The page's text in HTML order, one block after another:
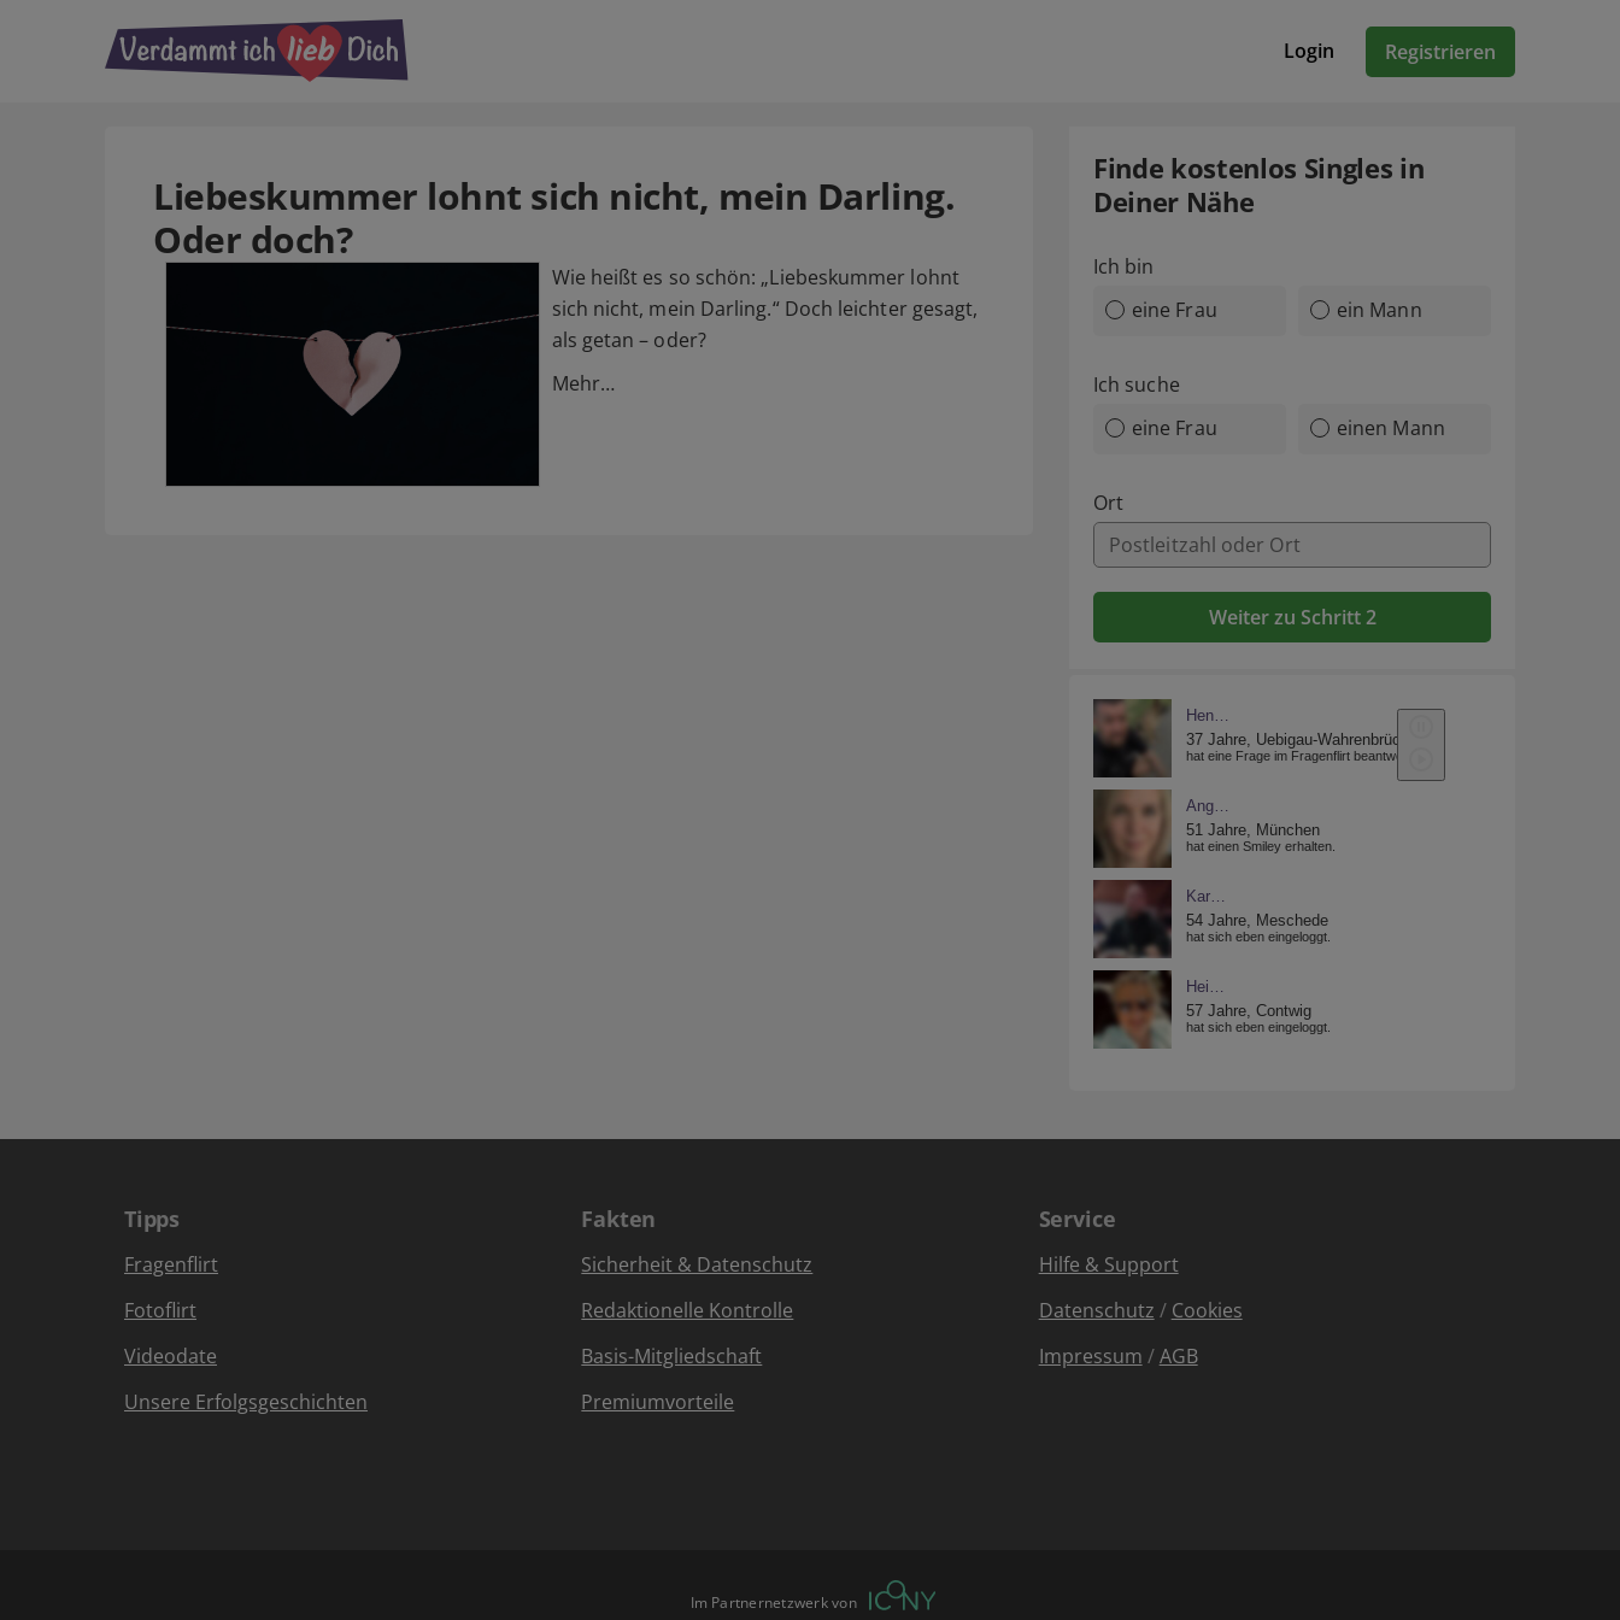
Login Registrieren
Liebeskummer lohnt sich nicht, mein Darling.
Oder doch?
Wie heißt es so schön: „Liebeskummer lohnt
sich nicht, mein Darling.“ Doch leichter gesagt,
als getan – oder?
Mehr…
Tipps
Fragenflirt
Fotoflirt
Videodate
Unsere Erfolgsgeschichten
Fakten
Sicherheit & Datenschutz
Redaktionelle Kontrolle
Basis-Mitgliedschaft
Premiumvorteile
Service
Hilfe & Support
Datenschutz / Cookies
Impressum /AGB
Im Partnernetzwerk von